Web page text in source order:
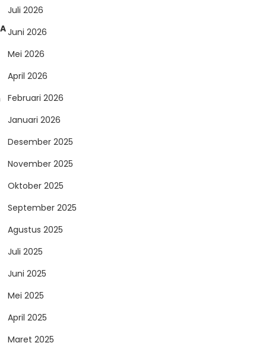
Juli 2026
Juni 2026
Mei 2026
April 2026
Februari 2026
Januari 2026
Desember 2025
November 2025
Oktober 2025
September 2025
Agustus 2025
Juli 2025
Juni 2025
Mei 2025
April 2025
Maret 2025